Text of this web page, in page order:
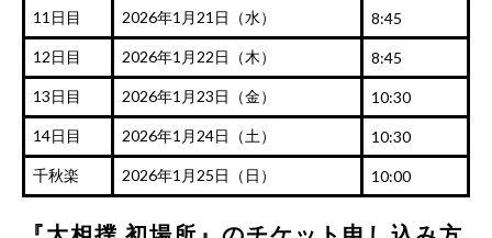
11日目 2026年1月21日（水） 8:45
12日目 2026年1月22日（木） 8:45
13日目 2026年1月23日（金） 10:30
14日目 2026年1月24日（土） 10:30
千秋楽 2026年1月25日（日） 10:00